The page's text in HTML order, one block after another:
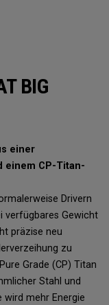
BIG
einer
einem CP-Titan-
Drivern
verfügbares Gewicht
präzise neu
zu
Grade (CP) Titan
Stahl und
mehr Energie